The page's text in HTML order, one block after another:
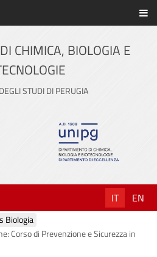
web di Ateneo
CHIMICA, BIOLOGIA E
STUDI DI PERUGIA
IT EN
Biologia
Corso di Prevenzione e Sicurezza in